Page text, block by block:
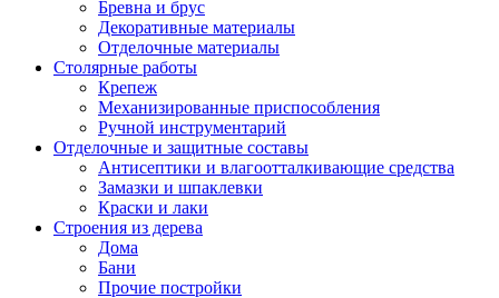
Бревна и брус
Декоративные материалы
Отделочные материалы
Столярные работы
Крепеж
Механизированные приспособления
Ручной инструментарий
Отделочные и защитные составы
Антисептики и влагоотталкивающие средства
Замазки и шпаклевки
Краски и лаки
Строения из дерева
Дома
Бани
Прочие постройки